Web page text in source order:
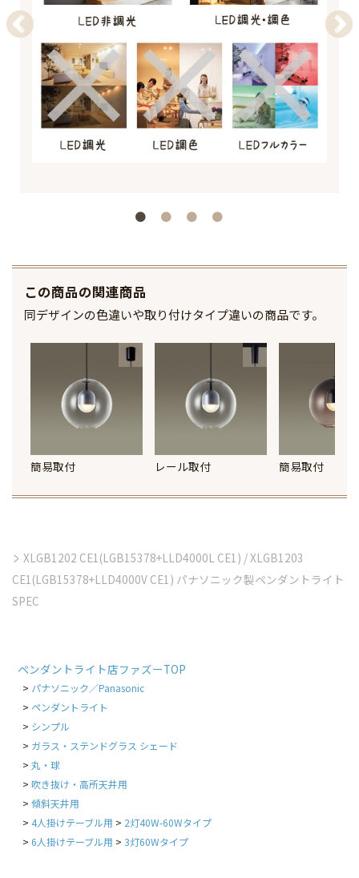
この商品の関連商品
同デザインの色違いや取り付けタイプ違いの商品です。
簡易取付 レール取付 簡易取付
XLGB1202 CE1(LGB15378+LLD4000L CE1) / XLGB1203
CE1(LGB15378+LLD4000V CE1) パナソニック製ペンダントライト
SPEC
ペンダントライト店ファズーTOP
パナソニック／Panasonic
ペンダントライト
シンプル
ガラス・ステンドグラス シェード
丸・球
吹き抜け・高所天井用
傾斜天井用
4人掛けテーブル用
2灯40W-60Wタイプ
6人掛けテーブル用
3灯60Wタイプ